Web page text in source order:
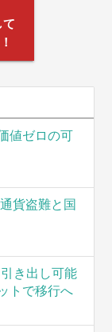
て
値ゼロの可
貨盗難と国
き出し可能
トで移行へ